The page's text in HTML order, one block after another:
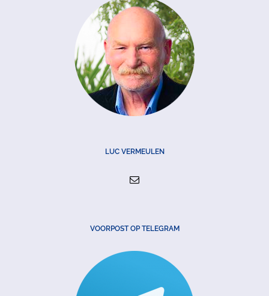
LUC VERMEULEN
VOORPOST OP TELEGRAM